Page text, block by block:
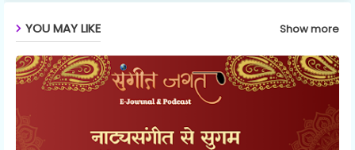
YOU MAY LIKE Show more